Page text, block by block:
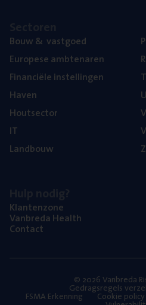
Bouw& vastgoed
Euro­pe­se ambtenaren
Finan­ci­ë­le instellingen
Haven
Hout­sec­tor
IT
Land­bouw
Klan­ten­zo­ne
Van­b­re­da Health
Con­tact
© 2026 Vanbreda
Gedragsregels
FSMA Erkenning Cookie policy